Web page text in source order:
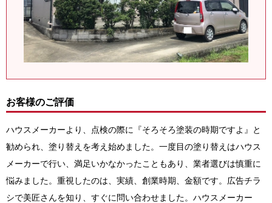
お客様のご評価
ハウスメーカーより、点検の際に『そろそろ塗装の時期ですよ』と
勧められ、塗り替えを考え始めました。一度目の塗り替えはハウス
メーカーで行い、満足いかなかったこともあり、業者選びは慎重に
悩みました。重視したのは、実績、創業時期、金額です。広告チラ
シで美匠さんを知り、すぐに問い合わせました。ハウスメーカー